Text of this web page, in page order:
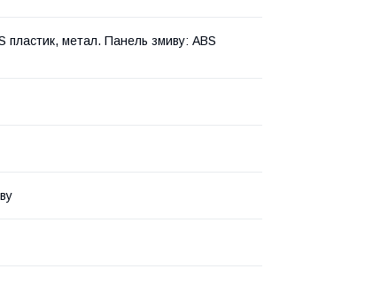
пластик, метал. Панель змиву: ABS